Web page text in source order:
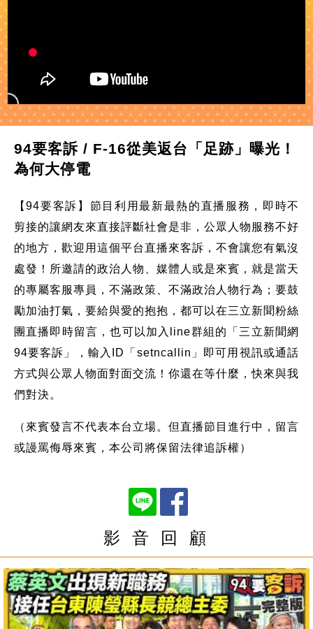
94要客訴 / F-16從美返台「足跡」曝光！
為何大停電
【94要客訴】節目利用最新最熱的直播服務，即時不
剪接的讓網友來直接評斷社會是非，公眾人物服務不好
的地方，歡迎用這個平台直播來客訴，不會讓您有氣沒
處發！所邀請的政治人物、媒體人或是來賓，就是當天
的專屬客服專員，不滿政策、不滿政治人物行為；要鼓
勵加油打氣，要給與愛的抱抱，都可以在三立新聞粉絲
團直播即時留言，也可以加入line群組的「三立新聞網
94要客訴」，輸入ID「setncallin」即可用視訊或通話
方式與公眾人物面對面交流！你還在等什麼，快來與我
們對決。
（來賓發言不代表本台立場。但直播節目進行中，留言
或謾罵侮辱來賓，本公司將保留法律追訴權）
影 音 回 顧